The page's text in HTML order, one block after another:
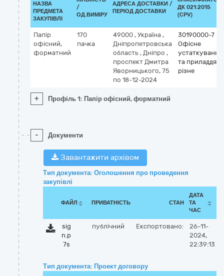
НАЗВА
ПРЕДМЕТА
ЗАКУПІВЛІ
/
ОД.ВИМІРУ
АДРЕСА ДОСТАВКИ /
ПЕРІОД ДОСТАВКИ
ДК 021:2015
(CPV)
Папір
офісний,
форматний
170
пачка
49000 , Україна ,
Дніпропетровська
область , Дніпро ,
проспект Дмитра
Яворницького, 75
по 18-12-2024
30190000-7
Офісне
устаткування
та приладдя
різне
+ Профіль 1: Папір офісний, форматний
- Документи
Завантажити архівом
Тип документа: Оголошення про проведення
закупівлі
ФАЙЛ ПРИВАТНІСТЬ СТАН
ДАТА
ТА
ЧАС
sig
n.p
7s
публічний Експортовано:
26-11-
2024,
22:39:13
Тип документа: Проект договору